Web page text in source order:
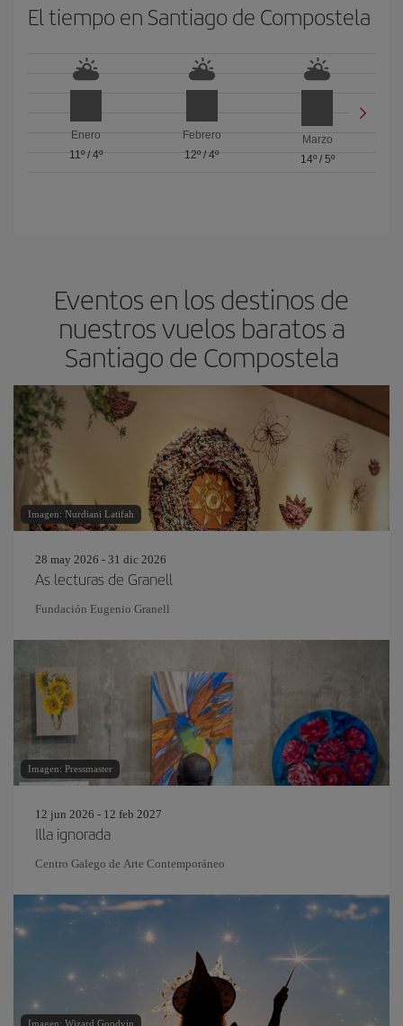
El tiempo en Santiago de Compostela
Enero
11º/ 4º
Febrero
12º/ 4º
Marzo
14º/ 5º
Eventos en los destinos de
nuestros vuelos baratos a
Santiago de Compostela
Imagen: Nurdiani Latifah
28 may 2026 - 31 dic 2026
As lecturas de Granell
Fundación Eugenio Granell
Imagen: Pressmaster
12 jun 2026 - 12 feb 2027
Illa ignorada
Centro Galego de Arte Contemporáneo
Imagen: Wizard Goodvin